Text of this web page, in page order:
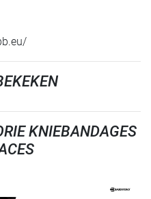
KNIEBANDAGES